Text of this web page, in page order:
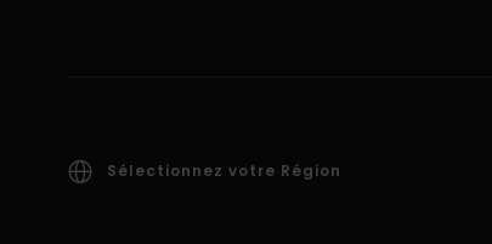
Sélectionnez votre Région